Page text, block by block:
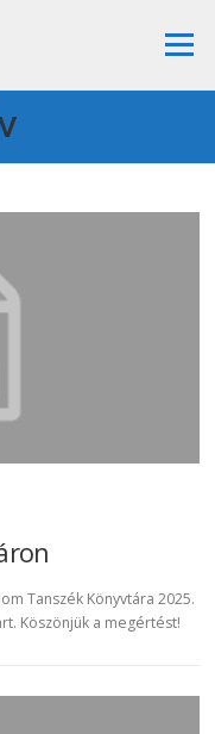
Menu
Tanszék Könyvtára 2025.
Köszönjük a megértést!